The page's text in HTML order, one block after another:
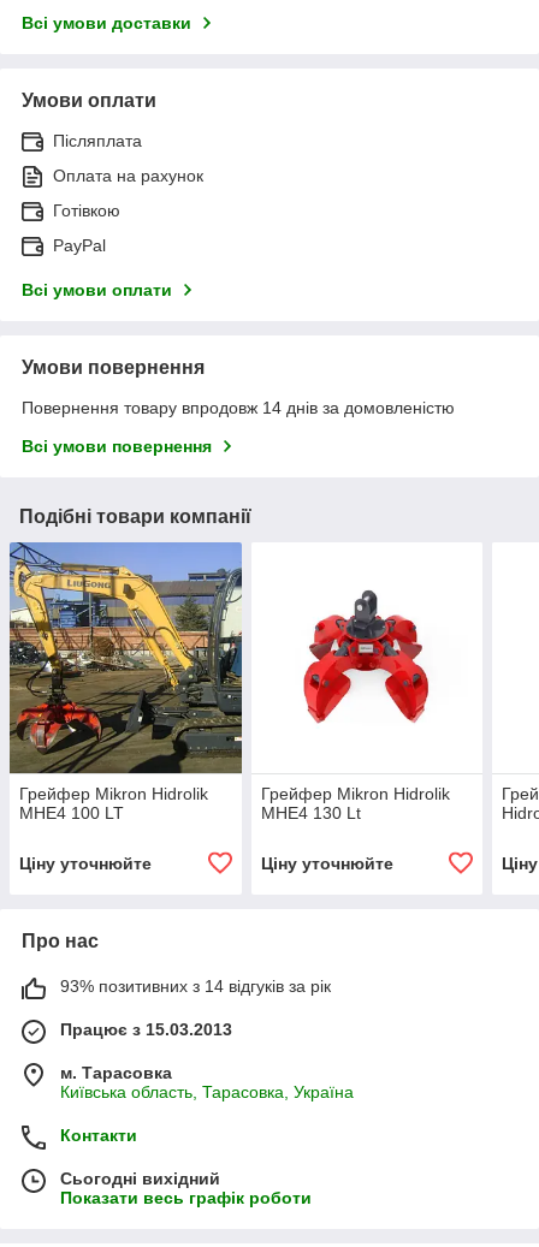
Всі умови доставки
Умови оплати
Післяплата
Оплата на рахунок
Готівкою
PayPal
Всі умови оплати
Умови повернення
Повернення товару впродовж 14 днів за домовленістю
Всі умови повернення
Подібні товари компанії
Грейфер Mikron Hidrolik
MHE4 100 LT
Ціну уточнюйте
Грейфер Mikron Hidrolik
MHE4 130 Lt
Ціну уточнюйте
Про нас
93% позитивних з 14 відгуків за рік
Працює з 15.03.2013
м. Тарасовка
Київська область, Тарасовка, Україна
Контакти
Сьогодні вихідний
Показати весь графік роботи